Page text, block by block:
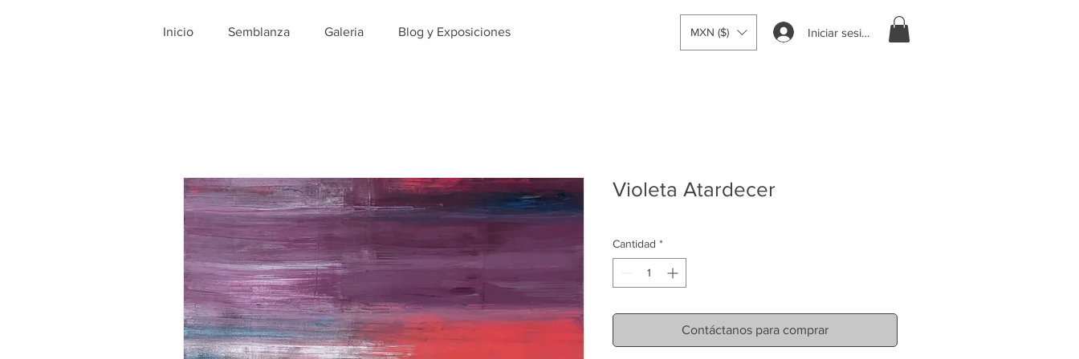
Inicio Semblanza Galeria Blog y Exposiciones MXN ($) Iniciar sesión
Violeta Atardecer
Cantidad *
Contáctanos para comprar